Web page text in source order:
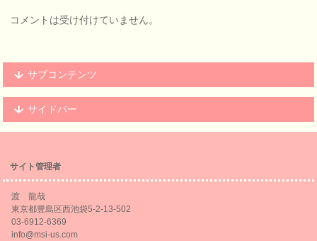
コメントは受け付けていません。
サブコンテンツ
サイドバー
サイト管理者
渡 龍哉
東京都豊島区西池袋5-2-13-502
03-6912-6369
info@msi-us.com